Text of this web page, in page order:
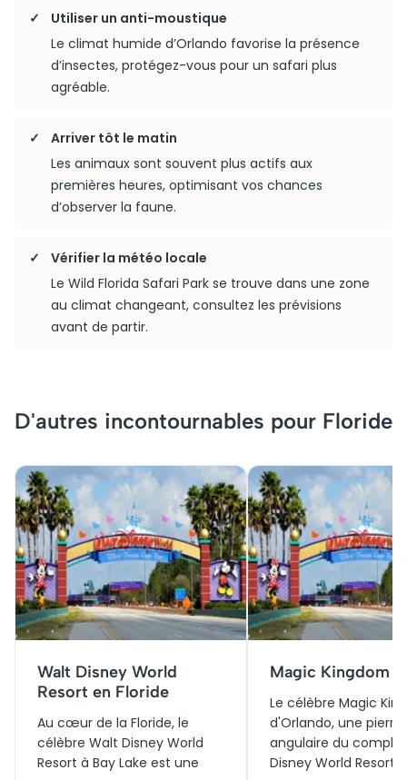
Utiliser un anti-moustique
Le climat humide d’Orlando favorise la présence
d’insectes, protégez-vous pour un safari plus
agréable.
Arriver tôt le matin
Les animaux sont souvent plus actifs aux
premières heures, optimisant vos chances
d’observer la faune.
Vérifier la météo locale
Le Wild Florida Safari Park se trouve dans une zone
au climat changeant, consultez les prévisions
avant de partir.
D'autres incontournables pour Floride
Walt Disney World
Resort en Floride
Au cœur de la Floride, le
célèbre Walt Disney World
Resort à Bay Lake est une
Magic Kingdom
Le célèbre Magic
d'Orlando, une pierre
angulaire du
Disney World Resort,